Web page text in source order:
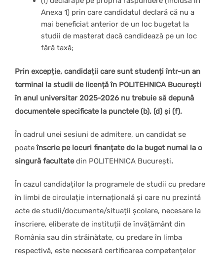
Anexa 1) prin care candidatul declară că nu a
mai beneficiat anterior de un loc bugetat la
studii de masterat dacă candidează pe un loc
fără taxă;
Prin excepție, candidații care sunt studenți într-un an
terminal la studii de licență în POLITEHNICA București
în anul universitar2025-2026 nu trebuie să depună
documentele specificate la punctele (b), (d) și (f).
În cadrul unei sesiuni de admitere, un candidat se
poateînscrie pe locuri finanțate de la buget numai la o
singură facultatedin POLITEHNICA București.
În cazul candidaților la programele de studii cu predare
în limbi de circulație internațională și care nu prezintă
acte de studii/documente/situații școlare, necesare la
înscriere, eliberate de instituții de învățământ din
România sau din străinătate, cu predare în limba
respectivă, este necesară certificarea competențelor